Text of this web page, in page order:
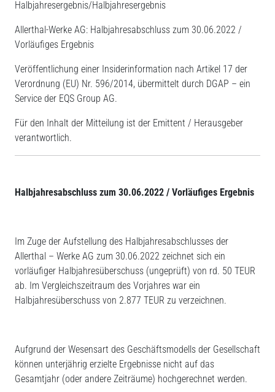
Halbjahresergebnis/Halbjahresergebnis
Allerthal-Werke AG: Halbjahresabschluss zum 30.06.2022 /
Vorläufiges Ergebnis
Veröffentlichung einer Insiderinformation nach Artikel 17 der
Verordnung (EU) Nr. 596/2014, übermittelt durch DGAP – ein
Service der EQS Group AG.
Für den Inhalt der Mitteilung ist der Emittent / Herausgeber
verantwortlich.
Halbjahresabschluss zum 30.06.2022 / Vorläufiges Ergebnis
Im Zuge der Aufstellung des Halbjahresabschlusses der
Allerthal – Werke AG zum 30.06.2022 zeichnet sich ein
vorläufiger Halbjahresüberschuss (ungeprüft) von rd. 50 TEUR
ab. Im Vergleichszeitraum des Vorjahres war ein
Halbjahresüberschuss von 2.877 TEUR zu verzeichnen.
Aufgrund der Wesensart des Geschäftsmodells der Gesellschaft
können unterjährig erzielte Ergebnisse nicht auf das
Gesamtjahr (oder andere Zeiträume) hochgerechnet werden.